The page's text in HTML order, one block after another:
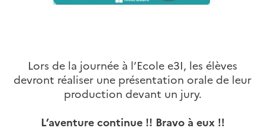
Lors de la journée à l’Ecole e3I, les élèves
devront réaliser une présentation orale de leur
production devant un jury.
L’aventure continue !! Bravo à eux !!